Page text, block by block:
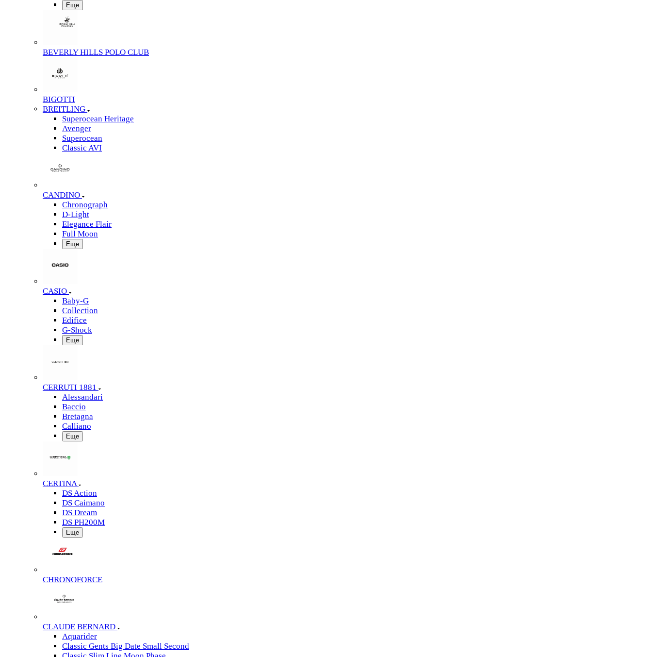
Еще
BEVERLY HILLS POLO CLUB
BIGOTTI
BREITLING
Superocean Heritage
Avenger
Superocean
Classic AVI
CANDINO
Chronograph
D-Light
Elegance Flair
Full Moon
Еще
CASIO
Baby-G
Collection
Edifice
G-Shock
Еще
CERRUTI 1881
Alessandari
Baccio
Bretagna
Calliano
Еще
CERTINA
DS Action
DS Caimano
DS Dream
DS PH200M
Еще
CHRONOFORCE
CLAUDE BERNARD
Aquarider
Classic Gents Big Date Small Second